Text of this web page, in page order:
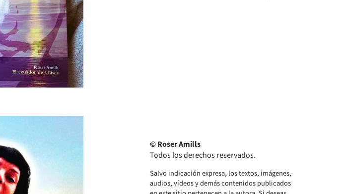
© Roser Amills
Todos los derechos reservados.
Salvo indicación expresa, los textos, imágenes,
audios, vídeos y demás contenidos publicados